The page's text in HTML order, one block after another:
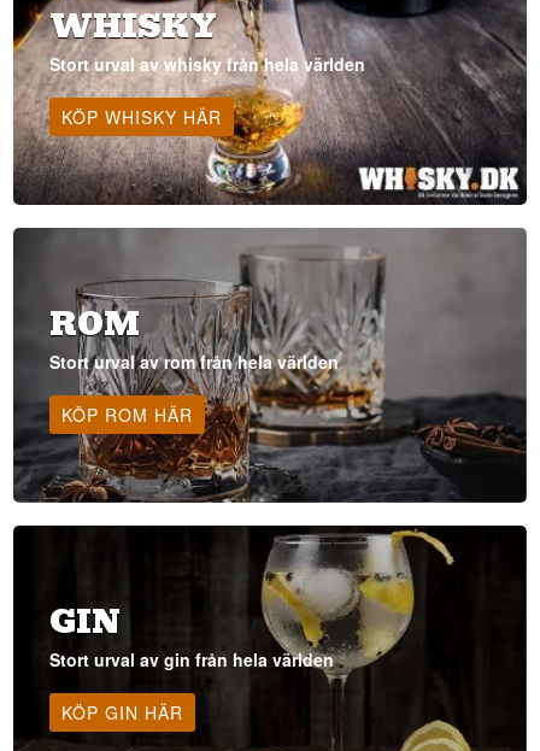
WHISKY
Stort urval av whisky från hela världen
KÖP WHISKY HÄR
ROM
Stort urval av rom från hela världen
KÖP ROM HÄR
GIN
Stort urval av gin från hela världen
KÖP GIN HÄR